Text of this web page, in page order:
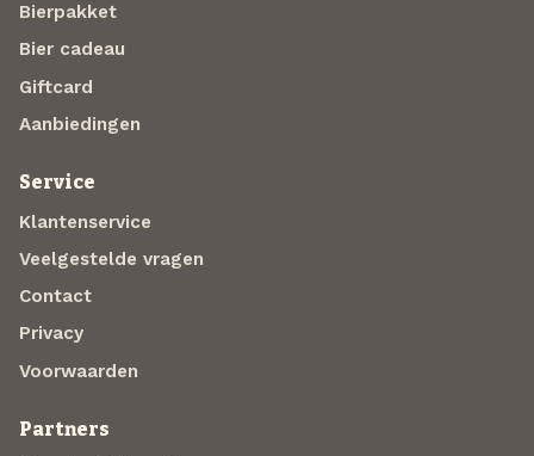
Bierpakket
Bier cadeau
Giftcard
Aanbiedingen
Service
Klantenservice
Veelgestelde vragen
Contact
Privacy
Voorwaarden
Partners